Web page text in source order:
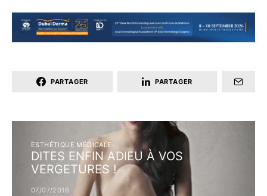
PARTAGER PARTAGER
ESTHÉTIQUE MÉDICALE
DITES ENFIN ADIEU À VOS
VERGETURES !
07/07/2016